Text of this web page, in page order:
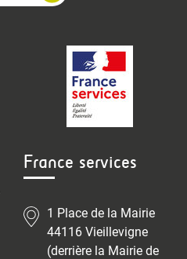
France services
1 Place de la Mairie
44116 Vieillevigne
(derrière la Mairie de